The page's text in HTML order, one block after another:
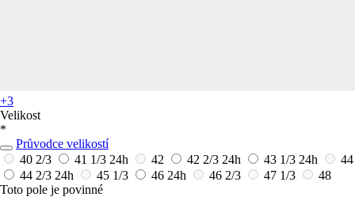
+3
Velikost
*
Průvodce velikostí
40 2/3
41 1/3 24h 42 42 2/3 24h 43 1/3 24h
44
44 2/3 24h 45 1/3 46 24h 46 2/3 47 1/3
48
Toto pole je povinné